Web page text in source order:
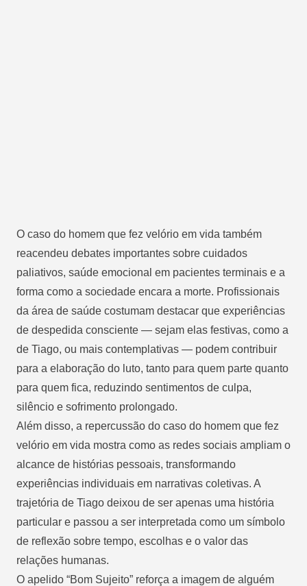
O caso do homem que fez velório em vida também
reacendeu debates importantes sobre cuidados
paliativos, saúde emocional em pacientes terminais e a
forma como a sociedade encara a morte. Profissionais
da área de saúde costumam destacar que experiências
de despedida consciente — sejam elas festivas, como a
de Tiago, ou mais contemplativas — podem contribuir
para a elaboração do luto, tanto para quem parte quanto
para quem fica, reduzindo sentimentos de culpa,
silêncio e sofrimento prolongado.
Além disso, a repercussão do caso do homem que fez
velório em vida mostra como as redes sociais ampliam o
alcance de histórias pessoais, transformando
experiências individuais em narrativas coletivas. A
trajetória de Tiago deixou de ser apenas uma história
particular e passou a ser interpretada como um símbolo
de reflexão sobre tempo, escolhas e o valor das
relações humanas.
O apelido “Bom Sujeito” reforça a imagem de alguém